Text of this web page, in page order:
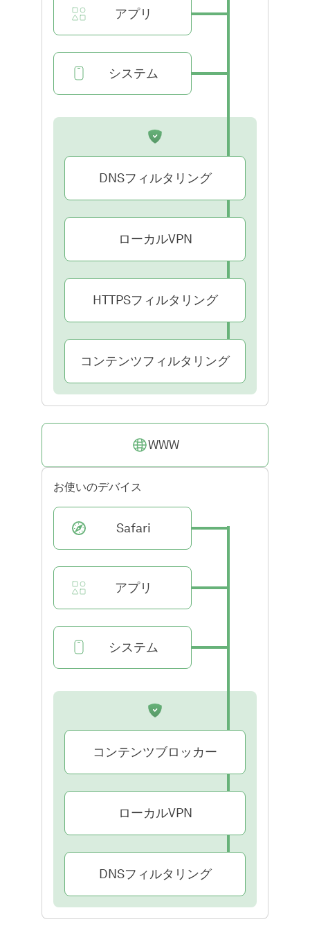
アプリ
システム
DNSフィルタリング
ローカルVPN
HTTPSフィルタリング
コンテンツフィルタリング
WWW
お使いのデバイス
Safari
アプリ
システム
コンテンツブロッカー
ローカルVPN
DNSフィルタリング